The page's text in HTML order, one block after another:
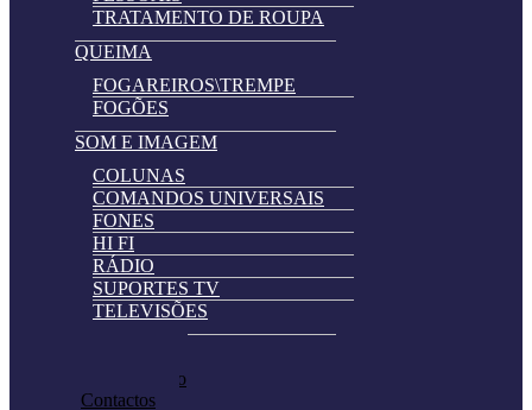
TRATAMENTO DE ROUPA
QUEIMA
FOGAREIROS\TREMPE
FOGÕES
SOM E IMAGEM
COLUNAS
COMANDOS UNIVERSAIS
FONES
HI FI
RÁDIO
SUPORTES TV
TELEVISÕES
Pedir Cotação
Contactos